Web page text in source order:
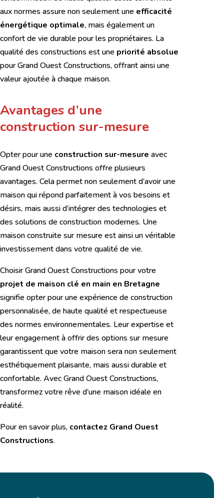
aux normes assure non seulement une efficacité
énergétique optimale, mais également un
confort de vie durable pour les propriétaires. La
qualité des constructions est une priorité absolue
pour Grand Ouest Constructions, offrant ainsi une
valeur ajoutée à chaque maison.
Avantages d’une
construction sur-mesure
Opter pour une construction sur-mesure avec
Grand Ouest Constructions offre plusieurs
avantages. Cela permet non seulement d’avoir une
maison qui répond parfaitement à vos besoins et
désirs, mais aussi d’intégrer des technologies et
des solutions de construction modernes. Une
maison construite sur mesure est ainsi un véritable
investissement dans votre qualité de vie.
Choisir Grand Ouest Constructions pour votre
projet de maison clé en main en Bretagne
signifie opter pour une expérience de construction
personnalisée, de haute qualité et respectueuse
des normes environnementales. Leur expertise et
leur engagement à offrir des options sur mesure
garantissent que votre maison sera non seulement
esthétiquement plaisante, mais aussi durable et
confortable. Avec Grand Ouest Constructions,
transformez votre rêve d’une maison idéale en
réalité.
Pour en savoir plus, contactez Grand Ouest
Constructions.